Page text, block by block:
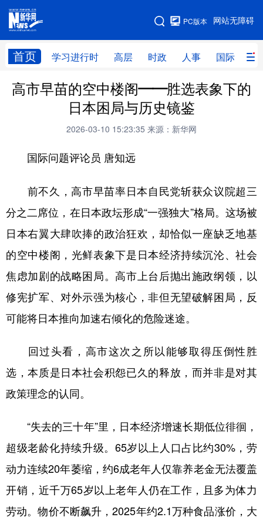
网站无障碍
PC版本
首页 学习进行时 高层 时政 人事 国际 财
网站地图
学习进行时 高层 时政 人事
财经 网评
科技 科创
文化 书画 健康 军事
访谈 视频 图片 政务
法律 中央文件 金融 汽车
食品 人居 信息化 数字经济
地方频道
北京 天津 河北
高市早苗的空中楼阁——胜选表象下的
日本困局与历史镜鉴
2026-03-10 15:23:35 来源：新华网
国际问题评论员 唐知远
前不久，高市早苗率日本自民党斩获众议院超三
分之二席位，在日本政坛形成“一强独大”格局。这场被
日本右翼大肆吹捧的政治狂欢，却恰似一座缺乏地基
的空中楼阁，光鲜表象下是日本经济持续沉沦、社会
焦虑加剧的战略困局。高市上台后抛出施政纲领，以
修宪扩军、对外示强为核心，非但无望破解困局，反
可能将日本推向加速右倾化的危险迷途。
回过头看，高市这次之所以能够取得压倒性胜
选，本质是日本社会积怨已久的释放，而并非是对其
政策理念的认同。
“失去的三十年”里，日本经济增速长期低位徘徊，
超级老龄化持续升级。65岁以上人口占比约30%，劳
动力连续20年萎缩，约6成老年人仅靠养老金无法覆盖
开销，近千万65岁以上老年人仍在工作，且多为体力
劳动。物价不断飙升，2025年约2.1万种食品涨价，大